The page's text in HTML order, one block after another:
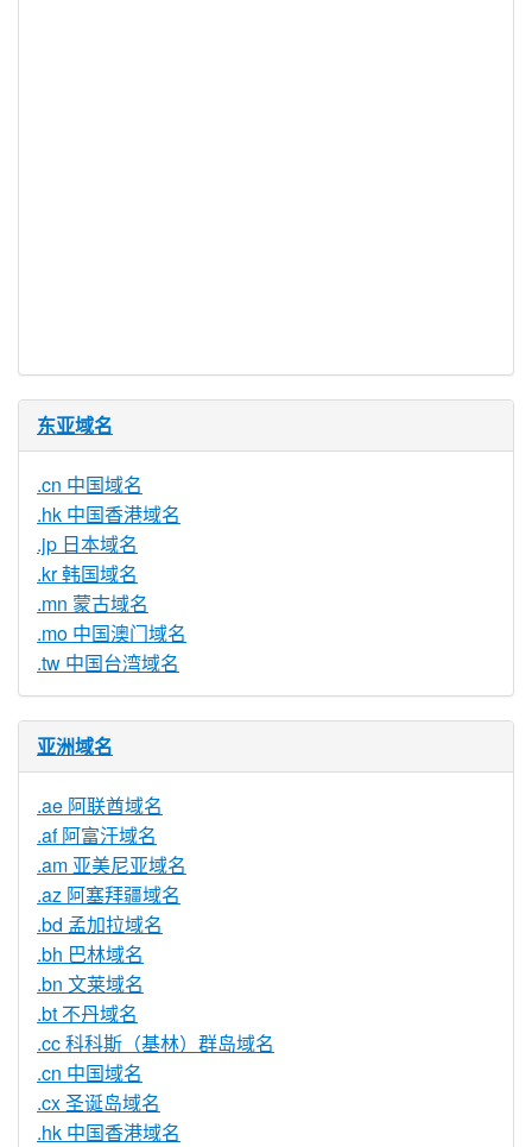
东亚域名
.cn 中国域名
.hk 中国香港域名
.jp 日本域名
.kr 韩国域名
.mn 蒙古域名
.mo 中国澳门域名
.tw 中国台湾域名
亚洲域名
.ae 阿联酋域名
.af 阿富汗域名
.am 亚美尼亚域名
.az 阿塞拜疆域名
.bd 孟加拉域名
.bh 巴林域名
.bn 文莱域名
.bt 不丹域名
.cc 科科斯（基林）群岛域名
.cn 中国域名
.cx 圣诞岛域名
.hk 中国香港域名